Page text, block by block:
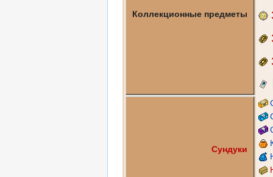
Коллекционные предметы
Сундуки